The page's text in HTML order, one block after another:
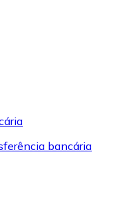
e outros
comprar
bancária